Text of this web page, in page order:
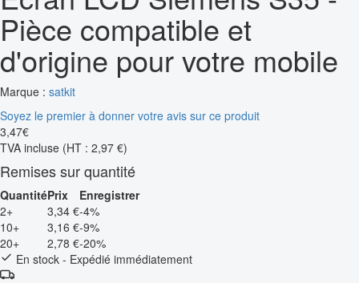
Pièce compatible et
d'origine pour votre mobile
Marque : satkit
Soyez le premier à donner votre avis sur ce produit
3,47€
TVA incluse (HT : 2,97 €)
Remises sur quantité
QuantitéPrix
Enregistrer
2+
3,34 €-4%
10+
3,16 €-9%
20+
2,78 €-20%
En stock - Expédié immédiatement